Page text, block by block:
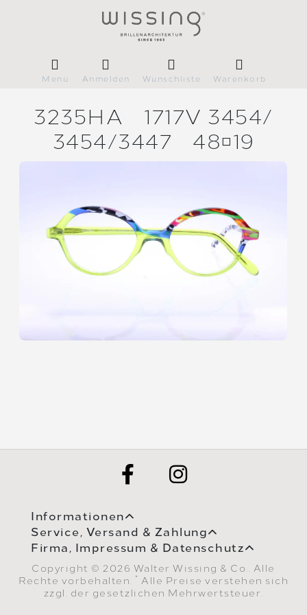
Menü Anmelden Wunschliste Warenkorb
3235HA
1717V 3454/
3454/3447 4819
Informationen
Service, Versand & Zahlung
Firma, Impressum & Datenschutz
Copyright © 2026 Walter Wissing & Co.. Alle
Rechte vorbehalten.
* Alle Preise verstehen sich
zzgl. der gesetzlichen Mehrwertsteuer.